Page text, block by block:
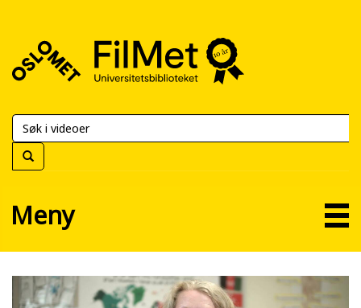
FilMet
Universitetsbiblioteket
Meny